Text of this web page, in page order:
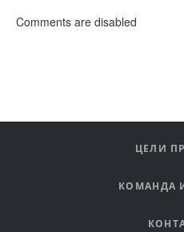
Comments are disabled
ЦЕЛИ
КОМАНДА